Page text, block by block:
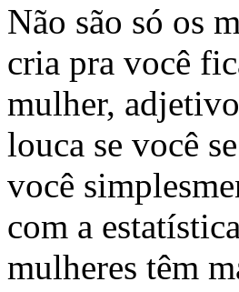
Não são só os
cria pra você
mulher,
louca se você
você
com a
mulheres têm